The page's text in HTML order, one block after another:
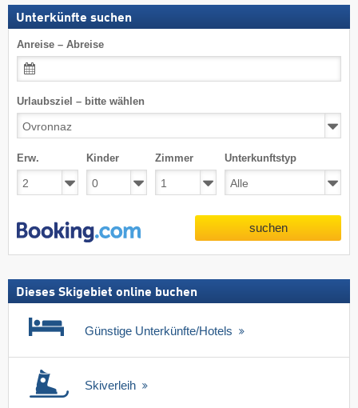
Unterkünfte suchen
Anreise – Abreise
Urlaubsziel – bitte wählen
Erw. Kinder Zimmer Unterkunftstyp
suchen
Dieses Skigebiet online buchen
Günstige Unterkünfte/Hotels
Skiverleih